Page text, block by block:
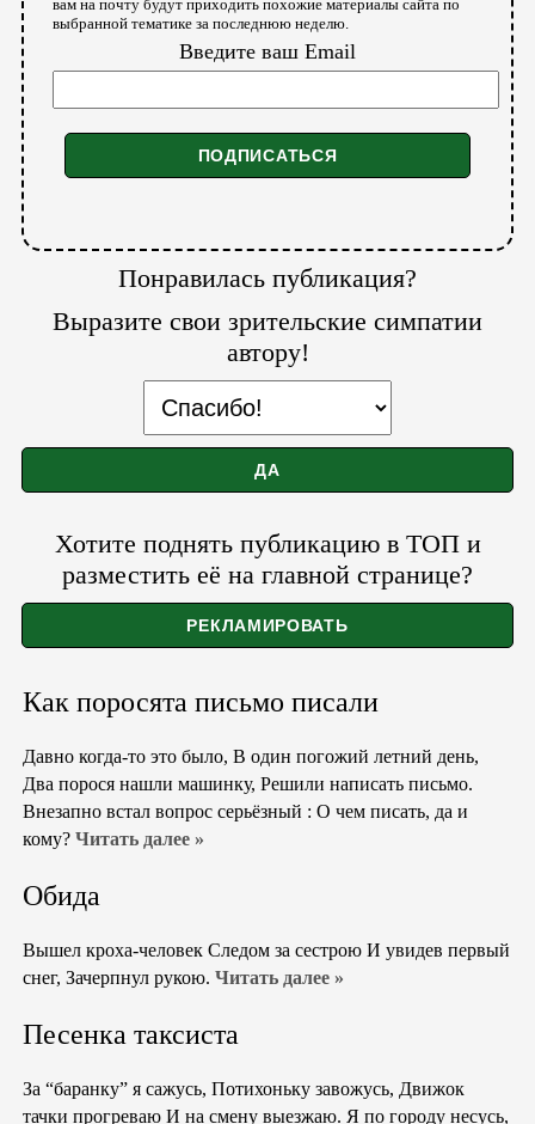
вам на почту будут приходить похожие материалы сайта по
выбранной тематике за последнюю неделю.
Введите ваш Email
Понравилась публикация?
Выразите свои зрительские симпатии
автору!
Хотите поднять публикацию в ТОП и
разместить её на главной странице?
Как поросята письмо писали
Давно когда-то это было, В один погожий летний день,
Два порося нашли машинку, Решили написать письмо.
Внезапно встал вопрос серьёзный : О чем писать, да и
кому? Читать далее »
Обида
Вышел кроха-человек Следом за сестрою И увидев первый
снег, Зачерпнул рукою. Читать далее »
Песенка таксиста
За “баранку” я сажусь, Потихоньку завожусь, Движок
тачки прогреваю И на смену выезжаю. Я по городу несусь,